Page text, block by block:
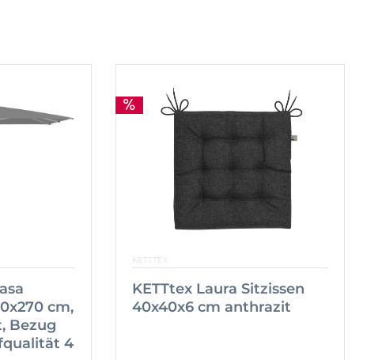
cm,
Bezug
4
KETTTEX
KETTtex Laura Sitzissen
40x40x6 cm anthrazit